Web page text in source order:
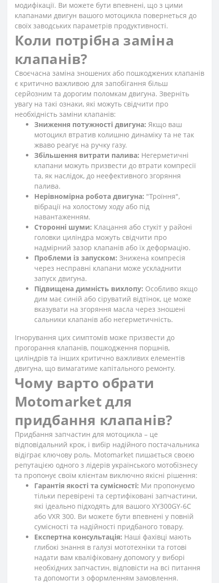
модифікації. Ви можете бути впевнені, що з цими
клапанами двигун вашого мотоцикла повернеться до
своїх заводських параметрів продуктивності.
Коли потрібна заміна
клапанів?
Своєчасна заміна зношених або пошкоджених клапанів
є критично важливою для запобігання більш
серйозним та дорогим поломкам двигуна. Зверніть
увагу на такі ознаки, які можуть свідчити про
необхідність заміни клапанів:
Зниження потужності двигуна: Якщо ваш
мотоцикл втратив колишню динаміку та не так
жваво реагує на ручку газу.
Збільшення витрати палива: Негерметичні
клапани можуть призвести до втрати компресії
та, як наслідок, до неефективного згоряння
палива.
Нерівномірна робота двигуна: "Троїння",
вібрації на холостому ходу або під
навантаженням.
Сторонні шуми: Клацання або стукіт у районі
головки циліндра можуть свідчити про
надмірний зазор клапанів або їх деформацію.
Проблеми із запуском: Знижена компресія
через несправні клапани може ускладнити
запуск двигуна.
Підвищена димність вихлопу: Особливо якщо
дим має синій або сіруватий відтінок, це може
вказувати на згоряння масла через зношені
сальники клапанів або негерметичність.
Ігнорування цих симптомів може призвести до
прогорання клапанів, пошкодження поршнів,
циліндрів та інших критично важливих елементів
двигуна, що вимагатиме капітального ремонту.
Чому варто обрати
Motomarket для
придбання клапанів?
Придбання запчастин для мотоцикла – це
відповідальний крок, і вибір надійного постачальника
відіграє ключову роль. Motomarket пишається своєю
репутацією одного з лідерів українського мотобізнесу
та пропонує своїм клієнтам виключно якісні рішення:
Гарантія якості та сумісності: Ми пропонуємо
тільки перевірені та сертифіковані запчастини,
які ідеально підходять для вашого XY300GY-6C
або VXR 300. Ви можете бути впевнені у повній
сумісності та надійності придбаного товару.
Експертна консультація: Наші фахівці мають
глибокі знання в галузі мототехніки та готові
надати вам кваліфіковану допомогу у виборі
необхідних запчастин, відповісти на всі питання
та допомогти з оформленням замовлення.